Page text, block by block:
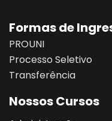
Formas de
PROUNI
Processo Seletivo
Transferência
Nossos Cursos